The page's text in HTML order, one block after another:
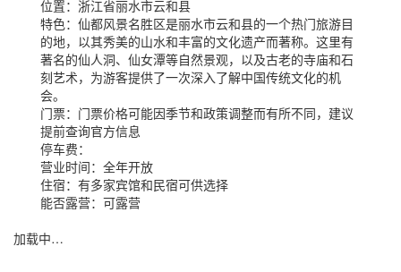
位置： 浙江省丽水市云和县
特色： 仙都风景名胜区是丽水市云和县的一个热门旅游目
的地，以其秀美的山水和丰富的文化遗产而著称。这里有
著名的仙人洞、仙女潭等自然景观，以及古老的寺庙和石
刻艺术，为游客提供了一次深入了解中国传统文化的机
会。
门票： 门票价格可能因季节和政策调整而有所不同，建议
提前查询官方信息
停车费：
营业时间： 全年开放
住宿： 有多家宾馆和民宿可供选择
能否露营： 可露营
加载中…